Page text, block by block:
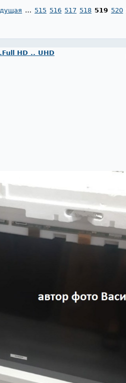
… 515 516 517 518 519 520
HD .. UHD